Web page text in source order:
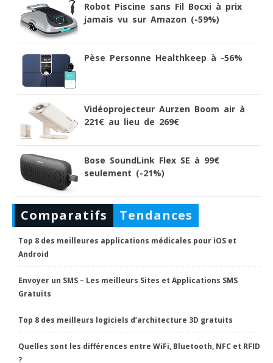
Robot Piscine sans Fil Bocxi à prix
jamais vu sur Amazon (-59%)
Pèse Personne Healthkeep à -56%
Vidéoprojecteur Aurzen Boom air à
221€ au lieu de 269€
Bose SoundLink Flex SE à 99€
seulement (-21%)
Comparatifs Tendances
Top 8 des meilleures applications médicales pour iOS et
Android
Envoyer un SMS – Les meilleurs Sites et Applications SMS
Gratuits
Top 8 des meilleurs logiciels d’architecture 3D gratuits
Quelles sont les différences entre WiFi, Bluetooth, NFC et RFID
?